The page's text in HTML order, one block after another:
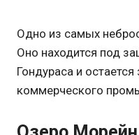
Одно из самых
Оно находится под
Гондураса и
коммерческого